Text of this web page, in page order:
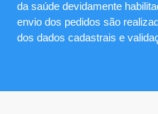
da saúde devidamente
envio dos pedidos são
dos dados cadastrais e